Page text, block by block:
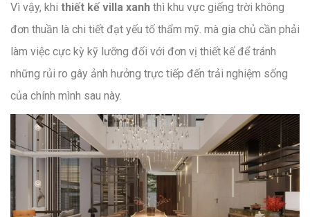
Vì vậy, khi thiết kế villa xanh thì khu vực giếng trời không
đơn thuần là chi tiết đạt yếu tố thẩm mỹ. mà gia chủ cần phải
làm việc cực kỳ kỹ lưỡng đối với đơn vị thiết kế để tránh
những rủi ro gây ảnh hưởng trực tiếp đến trải nghiệm sống
của chính mình sau này.